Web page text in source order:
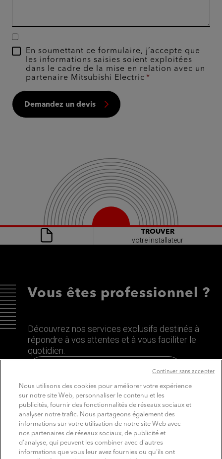
En soumettant ce formulaire, j’accepte que
les informations saisies soient exploitées
dans le cadre de la mise en relation avec un
partenaire Mitsubishi Electric
Demandez un devis
TROUVER
votre installateur
Vous êtes professionnel ?
Découvrez nos services exclusifs destinés à
répondre à vos attentes et à vous faciliter le
quotidien.
Découvrez le site dédié aux Pros
Nous utilisons des cookies pour améliorer votre expérience
sur notre site Web, personnaliser le contenu et les
publicités, fournir des fonctionnalités de réseaux sociaux et
analyser notre trafic. Nous partageons également des
informations sur votre utilisation de notre site Web avec
nos partenaires de réseaux sociaux, de publicité et
d'analyse, qui peuvent les combiner avec d'autres
informations que vous leur avez fournies ou qu'ils ont
Continuer sans accepter